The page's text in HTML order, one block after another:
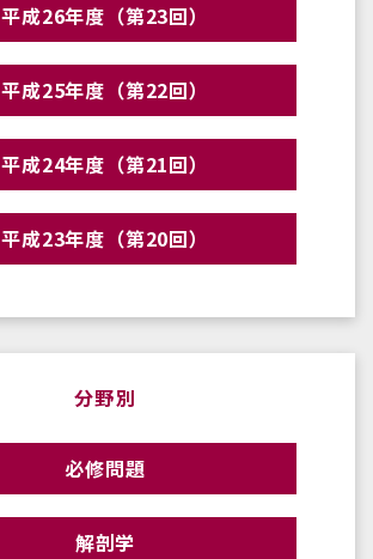
平成26年度（第23回）
平成25年度（第22回）
平成24年度（第21回）
平成23年度（第20回）
分野別
必修問題
解剖学